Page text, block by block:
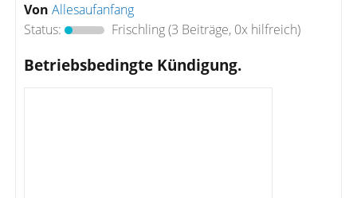
Von Allesaufanfang
Status:
Frischling(3 Beiträge, 0x hilfreich)
Betriebsbedingte Kündigung.